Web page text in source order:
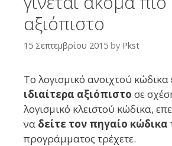
αξιόπιστο
15 Σεπτεμβρίου 2015 by Pkst
Το λογισμικό ανοιχτού κώδικα
ιδιαίτερα αξιόπιστο σε
λογισμικό κλειστού κώδικα,
να δείτε τον πηγαίο κώδικα
προγράμματος τρέχετε.